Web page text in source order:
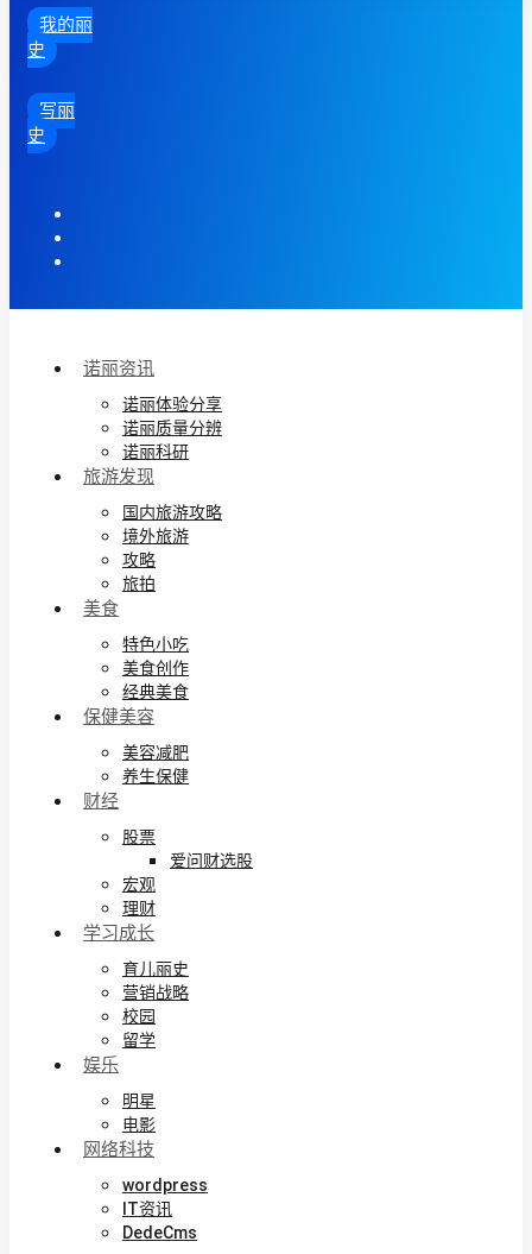
我的丽
史
写丽
史
诺丽资讯
诺丽体验分享
诺丽质量分辨
诺丽科研
旅游发现
国内旅游攻略
境外旅游
攻略
旅拍
美食
特色小吃
美食创作
经典美食
保健美容
美容减肥
养生保健
财经
股票
爱问财选股
宏观
理财
学习成长
育儿丽史
营销战略
校园
留学
娱乐
明星
电影
网络科技
wordpress
IT资讯
DedeCms